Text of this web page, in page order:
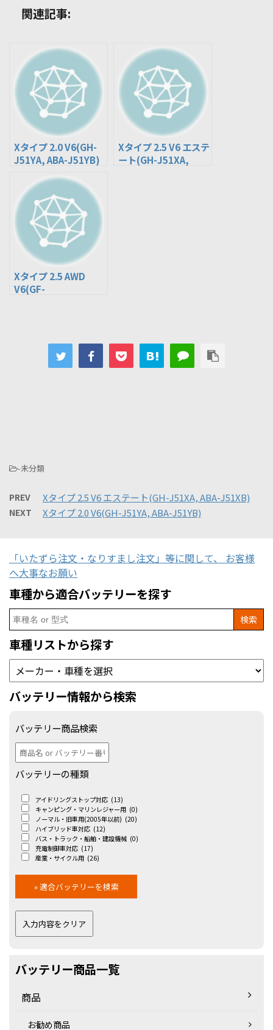
関連記事:
Xタイプ 2.0 V6(GH-
J51YA, ABA-J51YB)
Xタイプ 2.5 V6 エステ
ート(GH-J51XA,
Xタイプ 2.5 AWD
V6(GF-
-未分類
PREV Xタイプ 2.5 V6 エステート(GH-J51XA, ABA-J51XB)
NEXT Xタイプ 2.0 V6(GH-J51YA, ABA-J51YB)
「いたずら注文・なりすまし注文」等に関して、 お客様
へ大事なお願い
車種から適合バッテリーを探す
Search
for:
車種リストから探す
バッテリー情報から検索
バッテリー商品検索
バッテリーの種類
アイドリングストップ対応 (13)
キャンピング・マリンレジャー用 (0)
ノーマル・旧車用(2005年以前) (20)
ハイブリッド車対応 (12)
バス・トラック・船舶・建設機械 (0)
充電制御車対応 (17)
産業・サイクル用 (26)
バッテリー商品一覧
商品
お勧め商品